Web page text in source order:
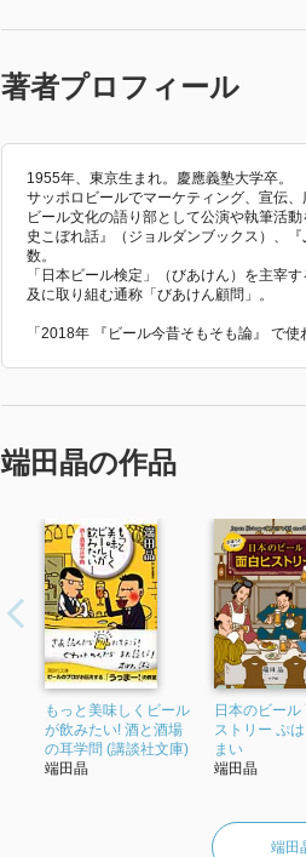
著者プロフィール
1955年、東京生まれ。慶應義塾大学卒。
サッポロビールでマーケティング、宣伝
ビール文化の語り部として公演や執筆活
史こぼれ話』（ジョルダンブックス）、
数。
「日本ビール検定」（びあけん）を主宰
及に取り組む通称「びあけん顧問」。
「2018年 『ビール今昔そもそも論』 で
端田晶の作品
もっと美味しくビール
が飲みたい! 酒と酒場
の耳学問 (講談社文庫)
端田晶
日本のビール
ストリー ぷ
まい
端田晶
端田